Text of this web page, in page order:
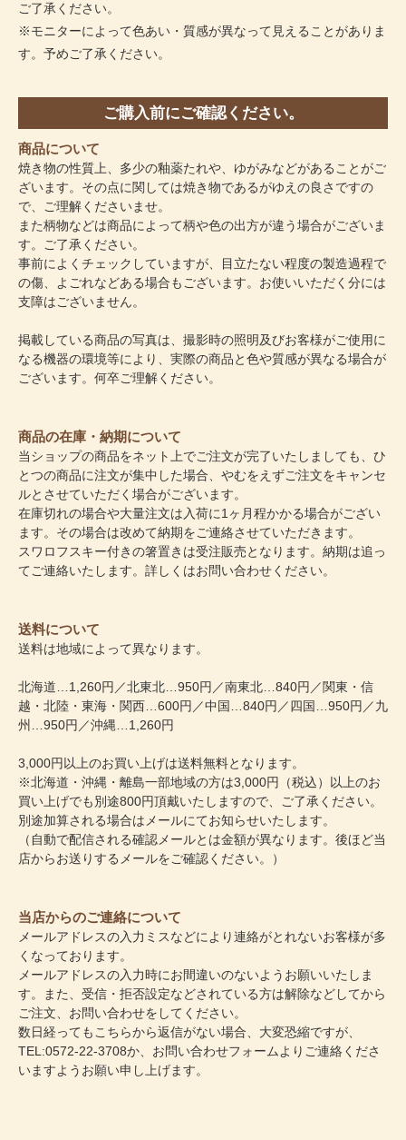
ご了承ください。
※モニターによって色あい・質感が異なって見えることがありま
す。予めご了承ください。
ご購入前にご確認ください。
商品について
焼き物の性質上、多少の釉薬たれや、ゆがみなどがあることがご
ざいます。その点に関しては焼き物であるがゆえの良さですの
で、ご理解くださいませ。
また柄物などは商品によって柄や色の出方が違う場合がございま
す。ご了承ください。
事前によくチェックしていますが、目立たない程度の製造過程で
の傷、よごれなどある場合もございます。お使いいただく分には
支障はございません。
掲載している商品の写真は、撮影時の照明及びお客様がご使用に
なる機器の環境等により、実際の商品と色や質感が異なる場合が
ございます。何卒ご理解ください。
商品の在庫・納期について
当ショップの商品をネット上でご注文が完了いたしましても、ひ
とつの商品に注文が集中した場合、やむをえずご注文をキャンセ
ルとさせていただく場合がございます。
在庫切れの場合や大量注文は入荷に1ヶ月程かかる場合がござい
ます。その場合は改めて納期をご連絡させていただきます。
スワロフスキー付きの箸置きは受注販売となります。納期は追っ
てご連絡いたします。詳しくはお問い合わせください。
送料について
送料は地域によって異なります。
北海道…1,260円／北東北…950円／南東北…840円／関東・信
越・北陸・東海・関西…600円／中国…840円／四国…950円／九
州…950円／沖縄…1,260円
3,000円以上のお買い上げは送料無料となります。
※北海道・沖縄・離島一部地域の方は3,000円（税込）以上のお
買い上げでも別途800円頂戴いたしますので、ご了承ください。
別途加算される場合はメールにてお知らせいたします。
（自動で配信される確認メールとは金額が異なります。後ほど当
店からお送りするメールをご確認ください。）
当店からのご連絡について
メールアドレスの入力ミスなどにより連絡がとれないお客様が多
くなっております。
メールアドレスの入力時にお間違いのないようお願いいたしま
す。また、受信・拒否設定などされている方は解除などしてから
ご注文、お問い合わせをしてください。
数日経ってもこちらから返信がない場合、大変恐縮ですが、
TEL:0572-22-3708か、 お問い合わせフォーム よりご連絡くださ
いますようお願い申し上げます。